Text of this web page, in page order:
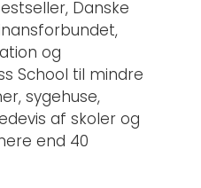
Danske
og
School til mindre
sygehuse,
af skoler og
end 40